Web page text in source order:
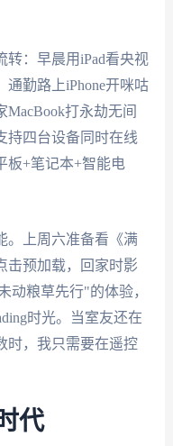
转：早晨用iPad看央视
勤路上iPhone开咪咕
打永劫无间
持四台设备同时在线
板+笔记本+智能电
。上周六准备看《满
击预加载，回家时影
动粮草先行"的体验，
时光。当室友还在
时，我只需要在遥控
代